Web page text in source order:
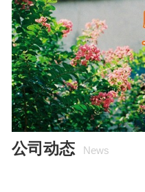
公司动态 News